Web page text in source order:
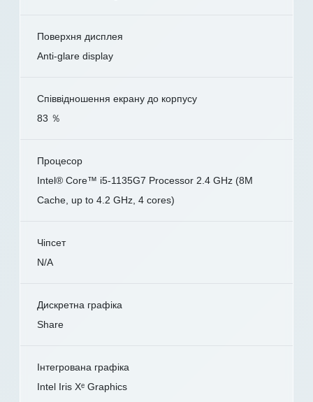
Поверхня дисплея
Anti-glare display
Співвідношення екрану до корпусу
83 ％
Процесор
Intel® Core™ i5-1135G7 Processor 2.4 GHz (8M
Cache, up to 4.2 GHz, 4 cores)
Чіпсет
N/A
Дискретна графіка
Share
Інтегрована графіка
Intel Iris Xᵉ Graphics